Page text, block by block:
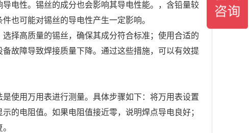
电性。锡丝的成分也会影响其导电性能。，含铅量较
也可能对锡丝的导电性产生一定影响。
择高质量的锡丝，确保其成分符合标准；使用合适的
故障导致焊接质量下降。通过这些措施，可以有效提
使用万用表进行测量。具体步骤如下：将万用表设置
的电阻值。如果电阻值接近零，说明焊点导电良好；